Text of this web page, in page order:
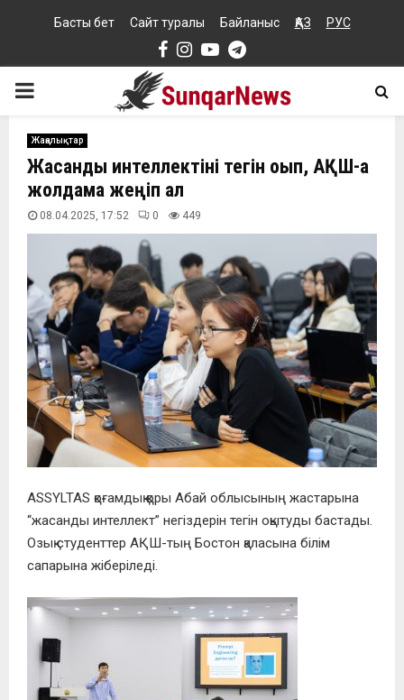
Басты бет Сайт туралы Байланыс ҚАЗ РУС
Facebook
Instagram
YoutubeTelegram
PRIMARY
MENU
Жаңалықтар
Жасанды интеллектіні тегін оқып, АҚШ-қа
жолдама жеңіп ал
08.04.2025, 17:52 0 449
ASSYLTAS қоғамдық қоры Абай облысының жастарына
“жасанды интеллект” негіздерін тегін оқытуды бастады.
Озық студенттер АҚШ-тың Бостон қаласына білім
сапарына жіберіледі.